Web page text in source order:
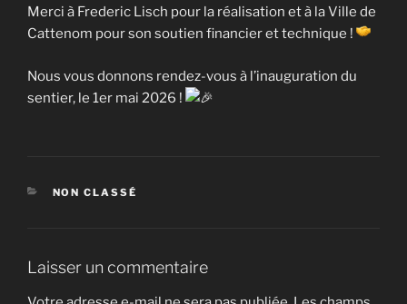
Merci à Frederic Lisch pour la réalisation et à la Ville de
Cattenom pour son soutien financier et technique !
Nous vous donnons rendez-vous à l’inauguration du
sentier, le 1er mai 2026 !
CATÉGORIES
NON CLASSÉ
Laisser un commentaire